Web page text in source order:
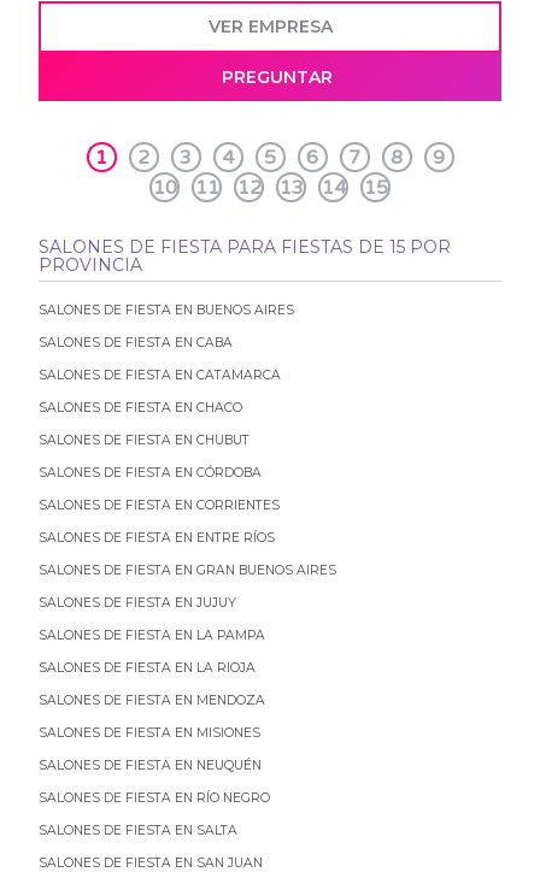
VER EMPRESA
PREGUNTAR
1 2 3 4 5 6 7 8
9
10
11 12 13 14 15
SALONES DE FIESTA PARA FIESTAS DE 15 POR
PROVINCIA
SALONES DE FIESTA EN BUENOS AIRES
SALONES DE FIESTA EN CABA
SALONES DE FIESTA EN CATAMARCA
SALONES DE FIESTA EN CHACO
SALONES DE FIESTA EN CHUBUT
SALONES DE FIESTA EN CÓRDOBA
SALONES DE FIESTA EN CORRIENTES
SALONES DE FIESTA EN ENTRE RÍOS
SALONES DE FIESTA EN GRAN BUENOS AIRES
SALONES DE FIESTA EN JUJUY
SALONES DE FIESTA EN LA PAMPA
SALONES DE FIESTA EN LA RIOJA
SALONES DE FIESTA EN MENDOZA
SALONES DE FIESTA EN MISIONES
SALONES DE FIESTA EN NEUQUÉN
SALONES DE FIESTA EN RÍO NEGRO
SALONES DE FIESTA EN SALTA
SALONES DE FIESTA EN SAN JUAN